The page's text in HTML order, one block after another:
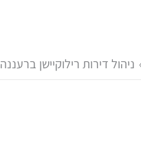
ניהול דירות רילוקיישן ברעננה